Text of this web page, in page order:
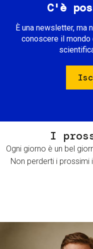
C'è
È una newsletter, ma
conoscere il mondo
I
Ogni giorno è un bel
Non perderti i prossimi